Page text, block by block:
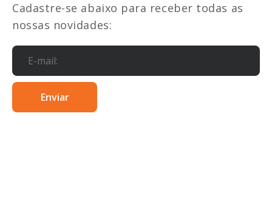
Cadastre-se abaixo para receber todas as
nossas novidades: